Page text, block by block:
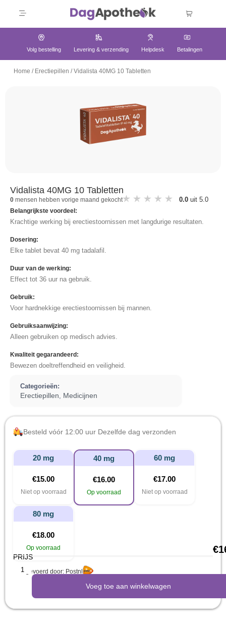
Volg bestelling Levering & verzending Helpdesk Betalingen
Home / Erectiepillen /Vidalista 40MG 10 Tabletten
Vidalista 40MG 10 Tabletten
0 mensen hebben vorige maand gekocht 0.0 uit 5.0
Belangrijkste voordeel:
Krachtige werking bij erectiestoornissen met langdurige resultaten.
Dosering:
Elke tablet bevat 40 mg tadalafil.
Duur van de werking:
Effect tot 36 uur na gebruik.
Gebruik:
Voor hardnekkige erectiestoornissen bij mannen.
Gebruiksaanwijzing:
Alleen gebruiken op medisch advies.
Kwaliteit gegarandeerd:
Bewezen doeltreffendheid en veiligheid.
Categorieën:
Erectiepillen Medicijnen
Besteld vóór 12:00 uur Dezelfde dag verzonden
20 mg
€15.00
Niet op voorraad
40 mg
€16.00
Op voorraad
60 mg
€17.00
Niet op voorraad
80 mg
€18.00
Op voorraad
PRIJS
€
Uitgevoerd door: Postnl
Voeg toe aan winkelwagen